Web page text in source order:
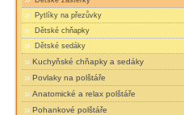
Pytlíky na přezůvky
Dětské chňapky
Dětské sedáky
Kuchyňské chňapky a sedáky
Povlaky na polštáře
Anatomické a relax polštáře
Pohankové polštáře